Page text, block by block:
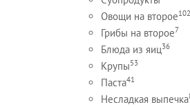
Овощи на второе102
Грибы на второе7
Блюда из яиц36
Крупы53
Паста41
Несладкая выпечка